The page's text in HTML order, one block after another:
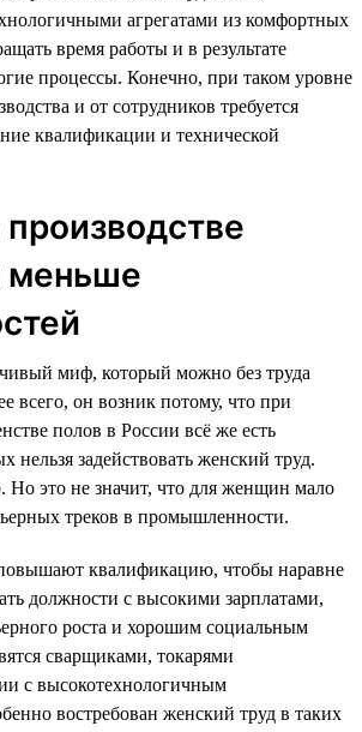
агрегатами из комфортных
время работы и в результате
процессы. Конечно, при таком уровне
и от сотрудников требуется
квалификации и технической
миф, который можно без труда
всего, он возник потому, что при
полов в России всё же есть
нельзя задействовать женский труд.
Но это не значит, что для женщин мало
треков в промышленности.
квалификацию, чтобы наравне
должности с высокими зарплатами,
роста и хорошим социальным
сварщиками, токарями
с высокотехнологичным
востребован женский труд в таких